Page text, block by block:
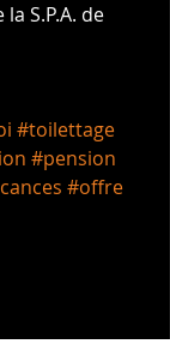
S.P.A. de
#toilettage
#pension
#offre